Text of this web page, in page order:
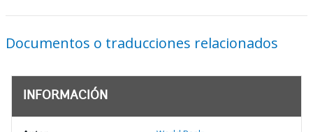
Documentos o traducciones relacionados
INFORMACIÓN